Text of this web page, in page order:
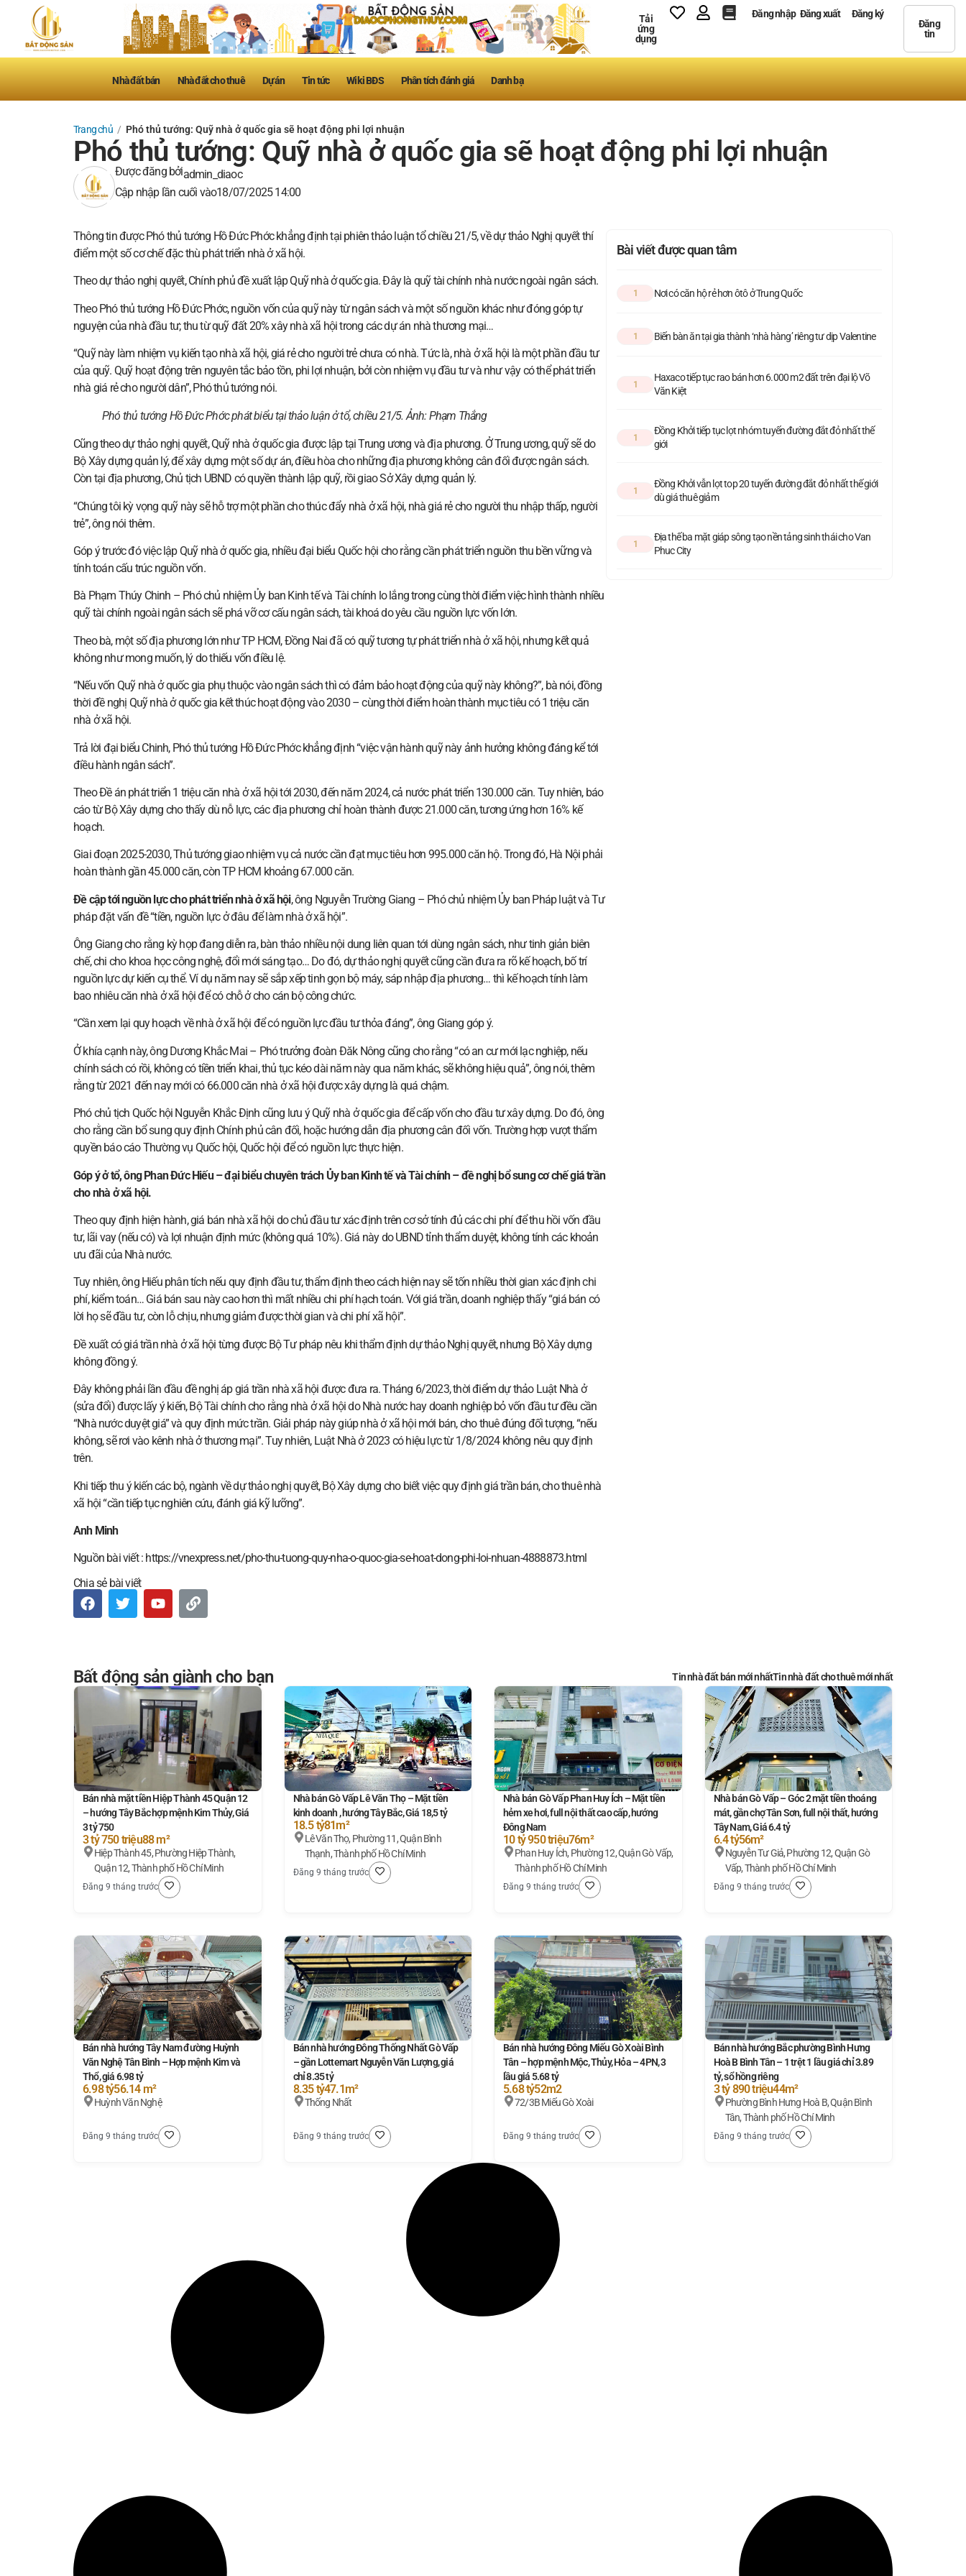
Tải
ứng
dụng
Đăng nhập Đăng xuất
Đăng ký
Đăng
tin
Nhà đất bán Nhà đất cho thuê Dự án Tin tức Wiki BĐS Phân tích đánh giá Danh bạ
Trang chủ / Phó thủ tướng: Quỹ nhà ở quốc gia sẽ hoạt động phi lợi nhuận
Phó thủ tướng: Quỹ nhà ở quốc gia sẽ hoạt động phi lợi nhuận
Được đăng bởiadmin_diaoc
Cập nhập lần cuối vào18/07/2025 14:00
Thông tin được Phó thủ tướng Hồ Đức Phớc khẳng định tại phiên thảo luận tổ chiều 21/5, về dự thảo Nghị quyết thí
điểm một số cơ chế đặc thù phát triển nhà ở xã hội.
Theo dự thảo nghị quyết, Chính phủ đề xuất lập Quỹ nhà ở quốc gia. Đây là quỹ tài chính nhà nước ngoài ngân sách.
Theo Phó thủ tướng Hồ Đức Phớc, nguồn vốn của quỹ này từ ngân sách và một số nguồn khác như đóng góp tự
nguyện của nhà đầu tư; thu từ quỹ đất 20% xây nhà xã hội trong các dự án nhà thương mại…
“Quỹ này làm nhiệm vụ kiến tạo nhà xã hội, giá rẻ cho người trẻ chưa có nhà. Tức là, nhà ở xã hội là một phần đầu tư
của quỹ. Quỹ hoạt động trên nguyên tắc bảo tồn, phi lợi nhuận, bởi còn nhiệm vụ đầu tư và như vậy có thể phát triển
nhà giá rẻ cho người dân”, Phó thủ tướng nói.
Phó thủ tướng Hồ Đức Phớc phát biểu tại thảo luận ở tổ, chiều 21/5. Ảnh:Phạm Thắng
Cũng theo dự thảo nghị quyết, Quỹ nhà ở quốc gia được lập tại Trung ương và địa phương. Ở Trung ương, quỹ sẽ do
Bộ Xây dựng quản lý, để xây dựng một số dự án, điều hòa cho những địa phương không cân đối được ngân sách.
Còn tại địa phương, Chủ tịch UBND có quyền thành lập quỹ, rồi giao Sở Xây dựng quản lý.
“Chúng tôi kỳ vọng quỹ này sẽ hỗ trợ một phần cho thúc đẩy nhà ở xã hội, nhà giá rẻ cho người thu nhập thấp, người
trẻ”, ông nói thêm.
Góp ý trước đó việc lập Quỹ nhà ở quốc gia, nhiều đại biểu Quốc hội cho rằng cần phát triển nguồn thu bền vững và
tính toán cấu trúc nguồn vốn.
Bà Phạm Thúy Chinh – Phó chủ nhiệm Ủy ban Kinh tế và Tài chính lo lắng trong cùng thời điểm việc hình thành nhiều
quỹ tài chính ngoài ngân sách sẽ phá vỡ cơ cấu ngân sách, tài khoá do yêu cầu nguồn lực vốn lớn.
Theo bà, một số địa phương lớn như TP HCM, Đồng Nai đã có quỹ tương tự phát triển nhà ở xã hội, nhưng kết quả
không như mong muốn, lý do thiếu vốn điều lệ.
“Nếu vốn Quỹ nhà ở quốc gia phụ thuộc vào ngân sách thì có đảm bảo hoạt động của quỹ này không?”, bà nói, đồng
thời đề nghị Quỹ nhà ở quốc gia kết thúc hoạt động vào 2030 – cùng thời điểm hoàn thành mục tiêu có 1 triệu căn
nhà ở xã hội.
Trả lời đại biểu Chinh, Phó thủ tướng Hồ Đức Phớc khẳng định “việc vận hành quỹ này ảnh hưởng không đáng kể tới
điều hành ngân sách”.
Theo Đề án phát triển 1 triệu căn nhà ở xã hội tới 2030, đến năm 2024, cả nước phát triển 130.000 căn. Tuy nhiên, báo
cáo từ Bộ Xây dựng cho thấy dù nỗ lực, các địa phương chỉ hoàn thành được 21.000 căn, tương ứng hơn 16% kế
hoạch.
Giai đoạn 2025-2030, Thủ tướng giao nhiệm vụ cả nước cần đạt mục tiêu hơn 995.000 căn hộ. Trong đó, Hà Nội phải
hoàn thành gần 45.000 căn, còn TP HCM khoảng 67.000 căn.
Đề cập tới nguồn lực cho phát triển nhà ở xã hội, ông Nguyễn Trường Giang – Phó chủ nhiệm Ủy ban Pháp luật và Tư
pháp đặt vấn đề “tiền, nguồn lực ở đâu để làm nhà ở xã hội”.
Ông Giang cho rằng kỳ họp đang diễn ra, bàn thảo nhiều nội dung liên quan tới dùng ngân sách, như tinh giản biên
chế, chi cho khoa học công nghệ, đổi mới sáng tạo… Do đó, dự thảo nghị quyết cũng cần đưa ra rõ kế hoạch, bố trí
nguồn lực dự kiến cụ thể. Ví dụ năm nay sẽ sắp xếp tinh gọn bộ máy, sáp nhập địa phương… thì kế hoạch tính làm
bao nhiêu căn nhà ở xã hội để có chỗ ở cho cán bộ công chức.
“Cần xem lại quy hoạch về nhà ở xã hội để có nguồn lực đầu tư thỏa đáng”, ông Giang góp ý.
Ở khía cạnh này, ông Dương Khắc Mai – Phó trưởng đoàn Đăk Nông cũng cho rằng “có an cư mới lạc nghiệp, nếu
chính sách có rồi, không có tiền triển khai, thủ tục kéo dài năm này qua năm khác, sẽ không hiệu quả”, ông nói, thêm
rằng từ 2021 đến nay mới có 66.000 căn nhà ở xã hội được xây dựng là quá chậm.
Phó chủ tịch Quốc hội Nguyễn Khắc Định cũng lưu ý Quỹ nhà ở quốc gia để cấp vốn cho đầu tư xây dựng. Do đó, ông
cho rằng cần bổ sung quy định Chính phủ cân đối, hoặc hướng dẫn địa phương cân đối vốn. Trường hợp vượt thẩm
quyền báo cáo Thường vụ Quốc hội, Quốc hội để có nguồn lực thực hiện.
Góp ý ở tổ, ông Phan Đức Hiếu – đại biểu chuyên trách Ủy ban Kinh tế và Tài chính – đề nghị bổ sung cơ chế giá trần
cho nhà ở xã hội.
Theo quy định hiện hành, giá bán nhà xã hội do chủ đầu tư xác định trên cơ sở tính đủ các chi phí để thu hồi vốn đầu
tư, lãi vay (nếu có) và lợi nhuận định mức (không quá 10%). Giá này do UBND tỉnh thẩm duyệt, không tính các khoản
ưu đãi của Nhà nước.
Tuy nhiên, ông Hiếu phân tích nếu quy định đầu tư, thẩm định theo cách hiện nay sẽ tốn nhiều thời gian xác định chi
phí, kiểm toán… Giá bán sau này cao hơn thì mất nhiều chi phí hạch toán. Với giá trần, doanh nghiệp thấy “giá bán có
lời họ sẽ đầu tư, còn lỗ chịu, nhưng giảm được thời gian và chi phí xã hội”.
Đề xuất có giá trần nhà ở xã hội từng được Bộ Tư pháp nêu khi thẩm định dự thảo Nghị quyết, nhưng Bộ Xây dựng
không đồng ý.
Đây không phải lần đầu đề nghị áp giá trần nhà xã hội được đưa ra. Tháng 6/2023, thời điểm dự thảo Luật Nhà ở
(sửa đổi) được lấy ý kiến, Bộ Tài chính cho rằng nhà ở xã hội do Nhà nước hay doanh nghiệp bỏ vốn đầu tư đều cần
“Nhà nước duyệt giá” và quy định mức trần. Giải pháp này giúp nhà ở xã hội mới bán, cho thuê đúng đối tượng, “nếu
không, sẽ rơi vào kênh nhà ở thương mại”. Tuy nhiên, Luật Nhà ở 2023 có hiệu lực từ 1/8/2024 không nêu quy định
trên.
Khi tiếp thu ý kiến các bộ, ngành về dự thảo nghị quyết, Bộ Xây dựng cho biết việc quy định giá trần bán, cho thuê nhà
xã hội “cần tiếp tục nghiên cứu, đánh giá kỹ lưỡng”.
Anh Minh
Nguồn bài viết : https://vnexpress.net/pho-thu-tuong-quy-nha-o-quoc-gia-se-hoat-dong-phi-loi-nhuan-4888873.html
Chia sẻ bài viết
Bài viết được quan tâm
1 Nơi có căn hộ rẻ hơn ôtô ở Trung Quốc
1 Biến bàn ăn tại gia thành ‘nhà hàng’ riêng tư dịp Valentine
1
Haxaco tiếp tục rao bán hơn 6.000 m2 đất trên đại lộ Võ
Văn Kiệt
1
Đồng Khởi tiếp tục lọt nhóm tuyến đường đắt đỏ nhất thế
giới
1
Đồng Khởi vẫn lọt top 20 tuyến đường đắt đỏ nhất thế giới
dù giá thuê giảm
1
Địa thế ba mặt giáp sông tạo nền tảng sinh thái cho Van
Phuc City
Bất động sản giành cho bạn Tin nhà đất bán mới nhấtTin nhà đất cho thuê mới nhất
Bán nhà mặt tiền Hiệp Thành 45 Quận 12
– hướng Tây Bắc hợp mệnh Kim Thủy, Giá
3 tỷ 750
3 tỷ 750 triệu88 m²
Hiệp Thành 45, Phường Hiệp Thành,
Quận 12, Thành phố Hồ Chí Minh
Đăng 9 tháng trước
Nhà bán Gò Vấp Lê Văn Thọ – Mặt tiền
kinh doanh , hướng Tây Bắc, Giá 18,5 tỷ
18.5 tỷ81m²
Lê Văn Thọ, Phường 11, Quận Bình
Thạnh, Thành phố Hồ Chí Minh
Đăng 9 tháng trước
Nhà bán Gò Vấp Phan Huy Ích – Mặt tiền
hẻm xe hơi, full nội thất cao cấp, hướng
Đông Nam
10 tỷ 950 triệu76m²
Phan Huy Ích, Phường 12, Quận Gò Vấp,
Thành phố Hồ Chí Minh
Đăng 9 tháng trước
Nhà bán Gò Vấp – Góc 2 mặt tiền thoáng
mát, gần chợ Tân Sơn, full nội thất, hướng
Tây Nam, Giá 6.4 tỷ
6.4 tỷ56m²
Nguyễn Tư Giả, Phường 12, Quận Gò
Vấp, Thành phố Hồ Chí Minh
Đăng 9 tháng trước
Bán nhà hướng Tây Nam đường Huỳnh
Văn Nghệ Tân Bình – Hợp mệnh Kim và
Thổ, giá 6.98 tỷ
6.98 tỷ56.14 m²
Huỳnh Văn Nghệ
Đăng 9 tháng trước
Bán nhà hướng Đông Thống Nhất Gò Vấp
– gần Lottemart Nguyễn Văn Lượng, giá
chỉ 8.35 tỷ
8.35 tỷ47.1m²
Thống Nhất
Đăng 9 tháng trước
Bán nhà hướng Đông Miếu Gò Xoài Bình
Tân – hợp mệnh Mộc, Thủy, Hỏa – 4PN, 3
lầu giá 5.68 tỷ
5.68 tỷ52m2
72/3B Miếu Gò Xoài
Đăng 9 tháng trước
Bán nhà hướng Bắc phường Bình Hưng
Hoà B Bình Tân – 1 trệt 1 lầu giá chỉ 3.89
tỷ, sổ hồng riêng
3 tỷ 890 triệu44m²
Phường Bình Hưng Hoà B, Quận Bình
Tân, Thành phố Hồ Chí Minh
Đăng 9 tháng trước